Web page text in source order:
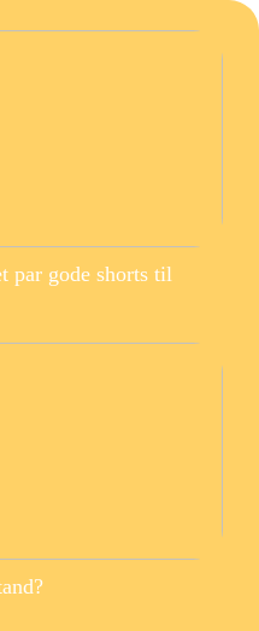
par gode shorts til